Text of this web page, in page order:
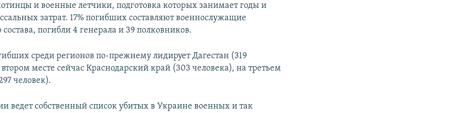
и военные летчики, подготовка которых занимает годы и
затрат. 17% погибших составляют военнослужащие
состава, погибли 4 генерала и 39 полковников.
среди регионов по-прежнему лидирует Дагестан (319
месте сейчас Краснодарский край (303 человека), на третьем
человек).
ведет собственный список убитых в Украине военных и так